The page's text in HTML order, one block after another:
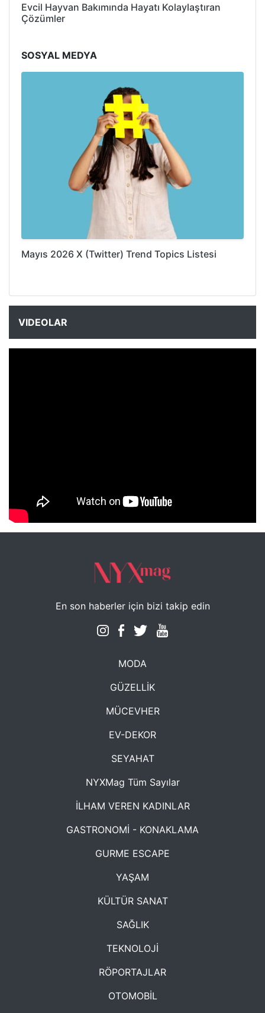
Evcil Hayvan Bakımında Hayatı Kolaylaştıran
Çözümler
SOSYAL MEDYA
Mayıs 2026 X (Twitter) Trend Topics Listesi
VIDEOLAR
NYXmag 2. Yaş Kutlama Etkinliği
En son haberler için bizi takip edin
MODA
GÜZELLİK
MÜCEVHER
EV-DEKOR
SEYAHAT
NYXMag Tüm Sayılar
İLHAM VEREN KADINLAR
GASTRONOMİ - KONAKLAMA
GURME ESCAPE
YAŞAM
KÜLTÜR SANAT
SAĞLIK
TEKNOLOJİ
RÖPORTAJLAR
OTOMOBİL